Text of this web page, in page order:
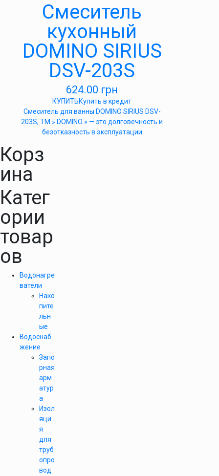
Смеситель
кухонный
DOMINO SIRIUS
DSV-203S
624.00 грн
КУПИТЬКупить в кредит
Cмеситель для ванны DOMINO SIRIUS DSV-
203S, ТМ » DOMINO » — это долговечность и
безотказность в эксплуатации
Корз
ина
Катег
ории
товар
ов
Водонагре
ватели
Нако
пите
льн
ые
Водоснаб
жение
Запо
рная
арм
атур
а
Изол
яци
я
для
труб
опро
вод